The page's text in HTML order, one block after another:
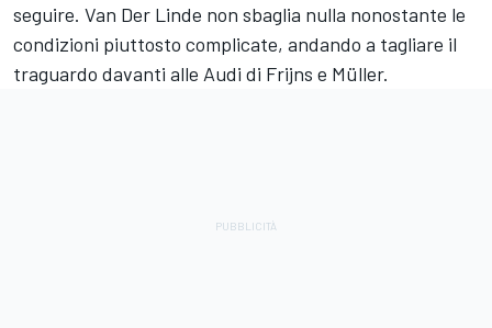
seguire. Van Der Linde non sbaglia nulla nonostante le
condizioni piuttosto complicate, andando a tagliare il
traguardo davanti alle Audi di Frijns e Müller.